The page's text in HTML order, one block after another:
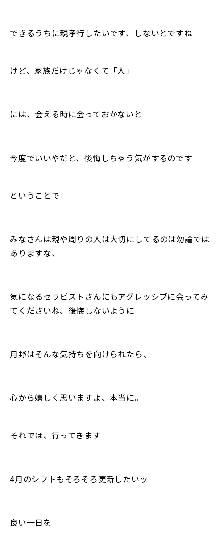
できるうちに親孝行したいです、しないとですね
けど、家族だけじゃなくて「人」
には、会える時に会っておかないと
今度でいいやだと、後悔しちゃう気がするのです
ということで
みなさんは親や周りの人は大切にしてるのは勿論では
ありますな、
気になるセラピストさんにもアグレッシブに会ってみ
てくださいね、後悔しないように
月野はそんな気持ちを向けられたら、
心から嬉しく思いますよ、本当に。
それでは、行ってきます
4月のシフトもそろそろ更新したいッ
良い一日を